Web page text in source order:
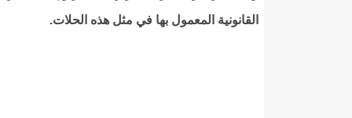
القانونية المعمول بها في مثل هذه الحلات.